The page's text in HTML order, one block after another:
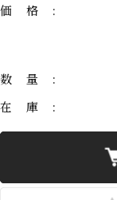
価格:
数量:
在庫: